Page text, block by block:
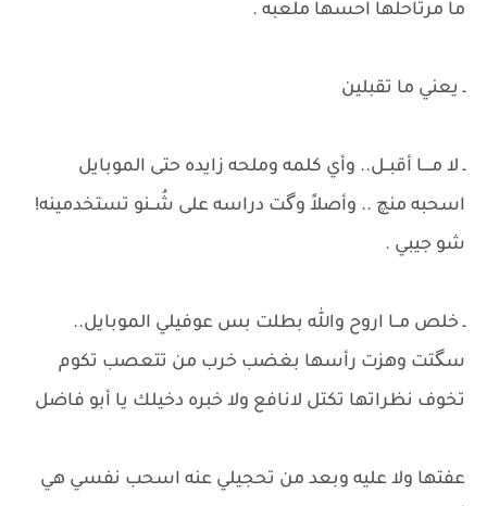
ما مرتاحلها احسها ملعبه .
ـ يعني ما تقبلين
ـ لا مــــا أقبــل.. وأي كلمه وملحه زايده حتى الموبايل
اسحبه منچ .. وأصلاً وگت دراسه على شُــنو تستخدمينه!
شو جيبي .
ـ خلص مــا اروح والله بطلت بس عوفيلي الموبايل..
سگتت وهزت رأسها بغضب خرب من تتعصب تكوم
تخوف نظراتها تكتل لانافع ولا خبره دخيلك يا أبو فاضل
عفتها ولا عليه وبعد من تحجيلي عنه اسحب نفسي هي